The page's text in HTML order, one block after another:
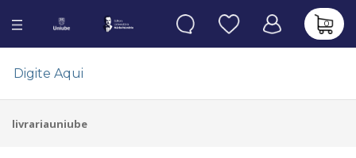
0
livrariauniube